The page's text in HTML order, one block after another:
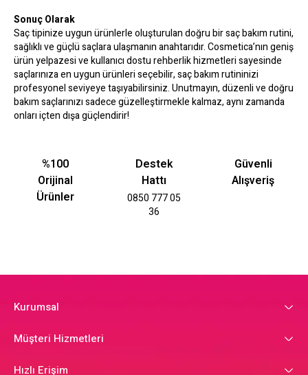
Sonuç Olarak
Saç tipinize uygun ürünlerle oluşturulan doğru bir saç bakım rutini,
sağlıklı ve güçlü saçlara ulaşmanın anahtarıdır. Cosmetica’nın geniş
ürün yelpazesi ve kullanıcı dostu rehberlik hizmetleri sayesinde
saçlarınıza en uygun ürünleri seçebilir, saç bakım rutininizi
profesyonel seviyeye taşıyabilirsiniz. Unutmayın, düzenli ve doğru
bakım saçlarınızı sadece güzelleştirmekle kalmaz, aynı zamanda
onları içten dışa güçlendirir!
%100
Orijinal
Ürünler
Destek
Hattı
0850 777 05
36
Güvenli
Alışveriş
Kurumsal
Müşteri Hizmetleri
Hızlı Erişim